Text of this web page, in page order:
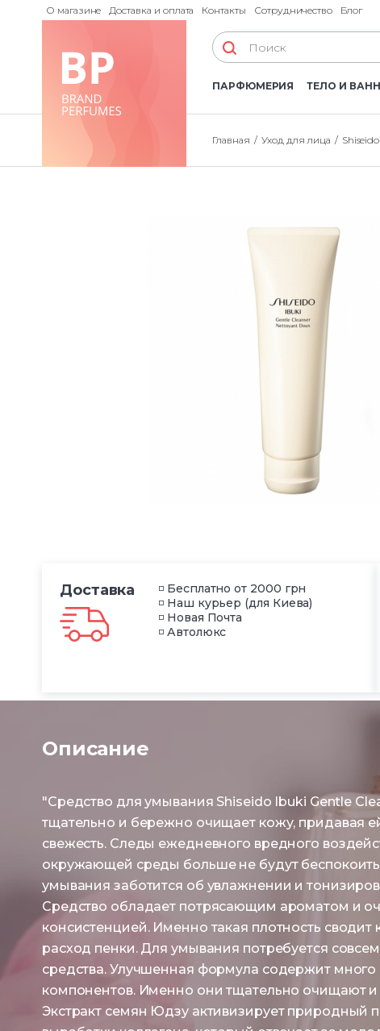
О магазине Доставка и оплата Контакты Сотрудничество Блог
ПАРФЮМЕРИЯ ТЕЛО И
Главная Уход для лица Shiseido
Доставка
◽ Бесплатно от 2000 грн
◽ Наш курьер (для Киева)
◽ Новая Почта
◽ Автолюкс
Описание
"Средство для умывания Shiseido Ibuki Gentle
тщательно и бережно очищает кожу, придавая
свежесть. Следы ежедневного вредного
окружающей среды больше не будут
умывания заботится об увлажнении и
Средство обладает потрясающим ароматом и
консистенцией. Именно такая плотность
расход пенки. Для умывания потребуется
средства. Улучшенная формула содержит много
компонентов. Именно они тщательно очищают
Экстракт семян Юдзу активизирует природный